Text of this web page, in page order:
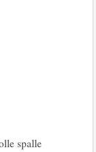
spalle